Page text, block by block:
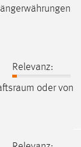
Relevanz:
oder von